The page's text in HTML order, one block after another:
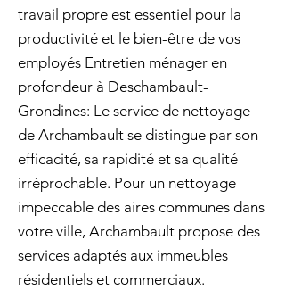
travail propre est essentiel pour la
productivité et le bien-être de vos
employés Entretien ménager en
profondeur à Deschambault-
Grondines: Le service de nettoyage
de Archambault se distingue par son
efficacité, sa rapidité et sa qualité
irréprochable. Pour un nettoyage
impeccable des aires communes dans
votre ville, Archambault propose des
services adaptés aux immeubles
résidentiels et commerciaux.